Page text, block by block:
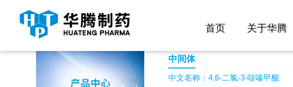
首页 关于华腾
当前位置： 首页 产品中心 4,6-二氯-3-哒嗪甲酸
中间体
中文名称：4,6-二氯-3-哒嗪甲酸